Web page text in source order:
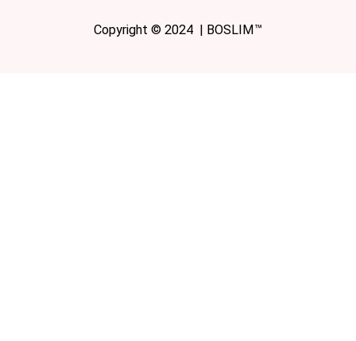
Copyright © 2024 | BOSLIM™